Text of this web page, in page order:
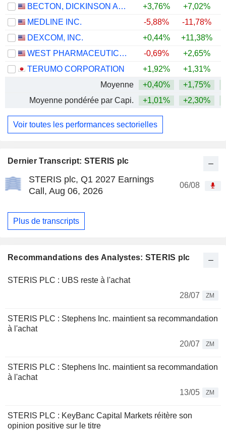
Dernier Transcript: STERIS plc
STERIS plc, Q1 2027 Earnings
Call, Aug 06, 2026
06/08
Plus de transcripts
Recommandations des Analystes: STERIS plc
STERIS PLC : UBS reste à l'achat
28/07
ZM
STERIS PLC : Stephens Inc. maintient sa recommandation
à l'achat
20/07
ZM
STERIS PLC : Stephens Inc. maintient sa recommandation
à l'achat
13/05
ZM
STERIS PLC : KeyBanc Capital Markets réitère son
opinion positive sur le titre
BECTON, DICKINSON AND COMPANY
+3,76% +7,02%
MEDLINE INC.
-5,88%
-11,78%
DEXCOM, INC.
+0,44% +11,38%
WEST PHARMACEUTICAL SERVICES, INC.
-0,69% +2,65%
TERUMO CORPORATION
+1,92% +1,31%
Moyenne
+0,40% +1,75%
Moyenne pondérée par Capi.
+1,01% +2,30%
Voir toutes les performances sectorielles